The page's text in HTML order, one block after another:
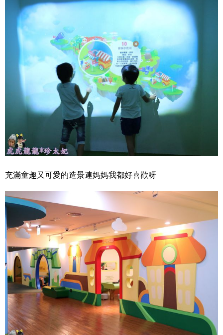
充滿童趣又可愛的造景連媽媽我都好喜歡呀